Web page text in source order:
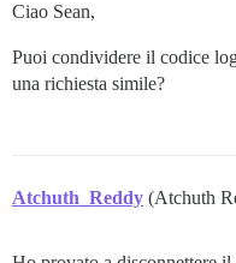
Ciao Sean,
Puoi condividere il codice
una richiesta simile?
Atchuth_Reddy (Atchuth